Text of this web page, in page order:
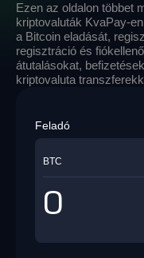
Ezen az oldalon többet
kriptovaluták KvaPay-
a Bitcoin eladását,
regisztráció és
átutalásokat,
kriptovaluta
Feladó
BTC